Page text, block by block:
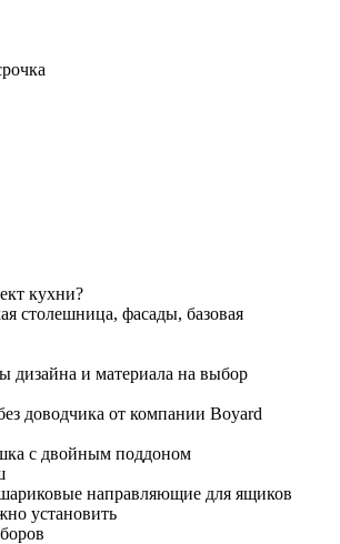
кухни?
столешница, фасады, базовая
дизайна и материала на выбор
доводчика от компании Boyard
с двойным поддоном
направляющие для ящиков
установить